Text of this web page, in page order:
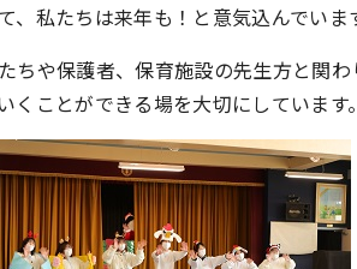
、私たちは来年も！と意気込んでい
や保護者、保育施設の先生方と関わ
ことができる場を大切にしています。